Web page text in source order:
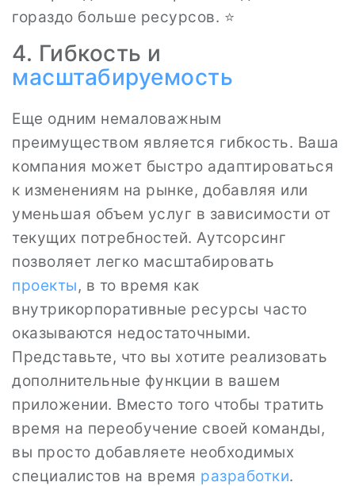
гораздо больше ресурсов. ⭐
4. Гибкость и
масштабируемость
Еще одним немаловажным
преимуществом является гибкость. Ваша
компания может быстро адаптироваться
к изменениям на рынке, добавляя или
уменьшая объем услуг в зависимости от
текущих потребностей. Аутсорсинг
позволяет легко масштабировать
проекты, в то время как
внутрикорпоративные ресурсы часто
оказываются недостаточными.
Представьте, что вы хотите реализовать
дополнительные функции в вашем
приложении. Вместо того чтобы тратить
время на переобучение своей команды,
вы просто добавляете необходимых
специалистов на время разработки.